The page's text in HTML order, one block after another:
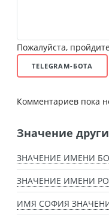
Пожалуйста,
TELEGRAM-БОТА
Комментариев пока
Значение
ЗНАЧЕНИЕ ИМЕНИ
ЗНАЧЕНИЕ ИМЕНИ
ИМЯ СОФИЯ